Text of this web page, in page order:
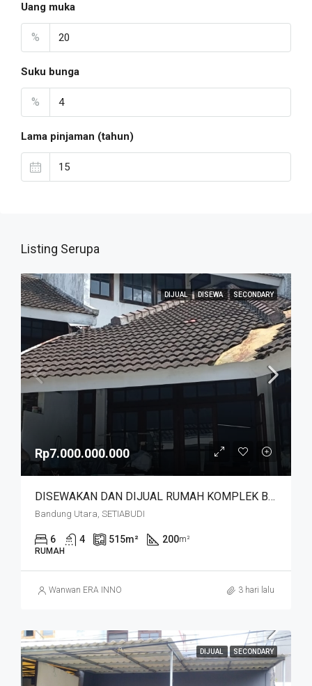
Uang muka
%
Suku bunga
%
Lama pinjaman (tahun)
Listing Serupa
DIJUAL DISEWA SECONDARY
Rp7.000.000.000
DISEWAKAN DAN DIJUAL RUMAH KOMPLEK BUDISARI HEGARMANAH SETIABUDI DKT SECAPA AD DAN YOGYA SUPERMARKET BANDUNG KOTA
Bandung Utara, SETIABUDI
6 4 515m² 200m²
RUMAH
Wanwan ERA INNO 3 hari lalu
DIJUAL SECONDARY